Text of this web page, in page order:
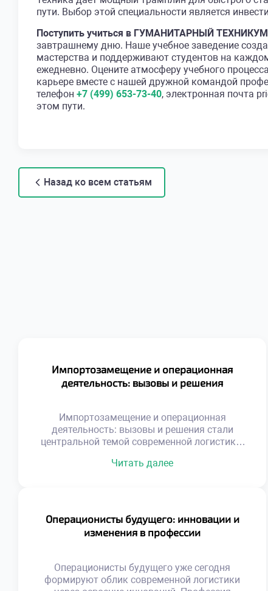
пути. Выбор этой специальности является
Поступить учиться в ГУМАНИТАРНЫЙ
завтрашнему дню. Наше учебное заведение
мастерства и поддерживают студентов на
ежедневно. Оцените атмосферу учебного
карьере вместе с нашей дружной командой
телефон +7 (499) 653-73-40, электронная почта
этом пути.
Назад ко всем статьям
Импортозамещение и операционная
деятельность: вызовы и решения
Импортозамещение и операционная
деятельность: вызовы и решения стали
центральной темой современной логистики.
трансформировали привычные цепочки
потеряли актуальность и эффективность.
Адаптация к новым условиям требует
нестандартного мышления и гибкости.
уникальный спрос на квалифицированные
кадры. Работодатели ищут специалистов, […]
Читать далее
Операционисты будущего: инновации и
изменения в профессии
Операционисты будущего уже сегодня
формируют облик современной логистики